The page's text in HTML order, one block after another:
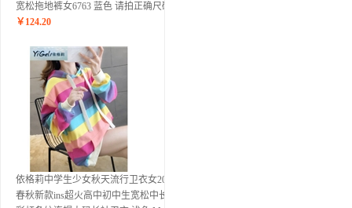
宽松拖地裤女6763 蓝色 请拍正确尺码
￥ 124.20
依格莉中学生少女秋天流行卫衣女2020
春秋新款ins超火高中初中生宽松中长款